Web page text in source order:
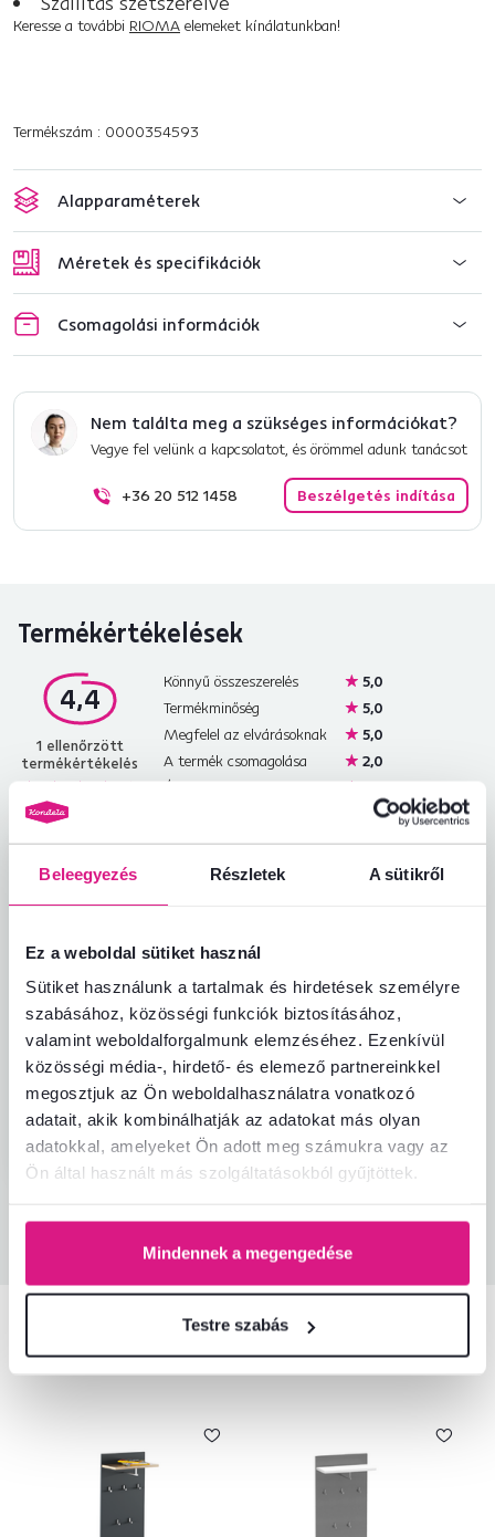
Beleegyezés Részletek A sütikről
Ez a weboldal sütiket használ
Sütiket használunk a tartalmak és hirdetések személyre
szabásához, közösségi funkciók biztosításához,
valamint weboldalforgalmunk elemzéséhez. Ezenkívül
közösségi média-, hirdető- és elemező partnereinkkel
megosztjuk az Ön weboldalhasználatra vonatkozó
adatait, akik kombinálhatják az adatokat más olyan
adatokkal, amelyeket Ön adott meg számukra vagy az
Ön által használt más szolgáltatásokból gyűjtöttek.
Mindennek a megengedése
Testre szabás
Keresse a további RIOMA elemeket kínálatunkban!
Termékszám : 0000354593
Alapparaméterek
Méretek és specifikációk
Csomagolási információk
Nem találta meg a szükséges információkat?
Vegye fel velünk a kapcsolatot, és örömmel adunk tanácsot
+36 20 512 1458 Beszélgetés indítása
Termékértékelések
4,4
1 ellenőrzött
termékértékelés
Könnyű összeszerelés
5,0
Termékminőség
5,0
Megfelel az elvárásoknak
5,0
A termék csomagolása
2,0
Ár-érték arány
5,0
N
Névtelen
Szlovákia
4.4
rosszul csomagolt darab. sajnos
Értékelés ugyanahhoz a modellhez, de más
Automatikusan lefordítva.Eredeti
megjelenítése (szlovák)
Igazolt
vásárlás
Hasznos
Minden értékelés
Hasonló termékek